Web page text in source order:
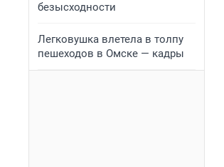
безысходности
Легковушка влетела в толпу
пешеходов в Омске — кадры